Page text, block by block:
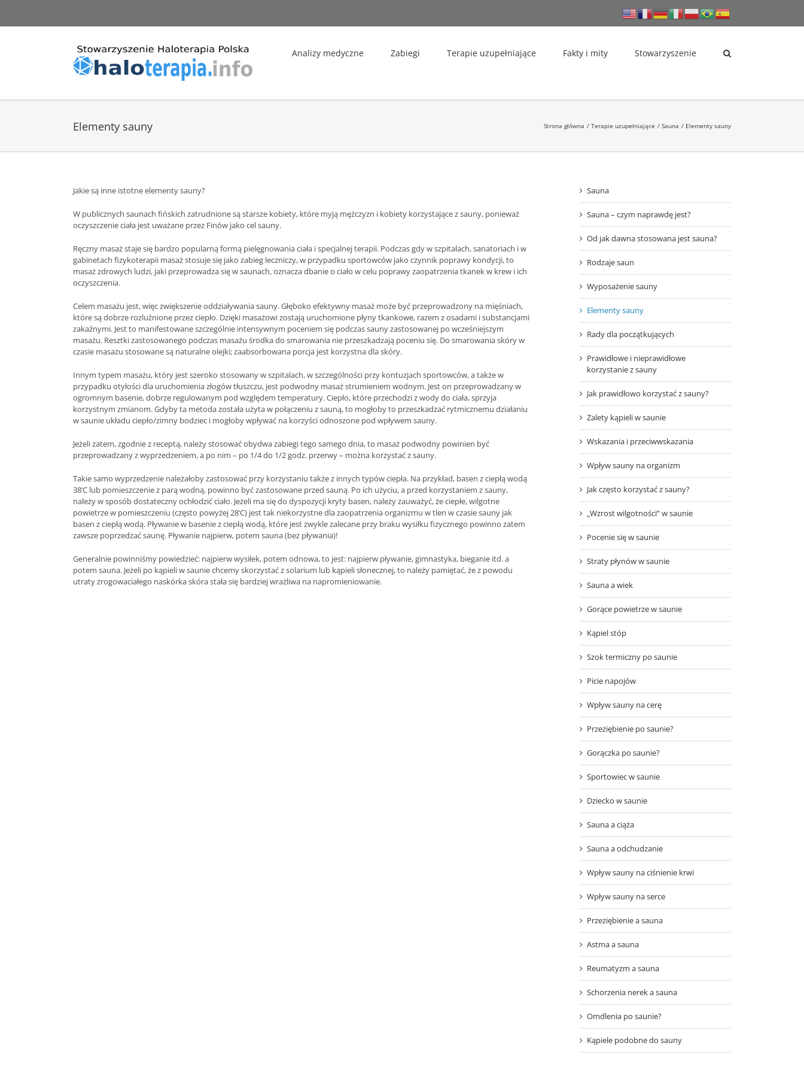
zawartości
Analizy medyczne Zabiegi Terapie uzupełniające Fakty i mity Stowarzyszenie
Elementy sauny Strona główna Terapie uzupełniające Sauna Elementy sauny
Jakie są inne istotne elementy sauny?
W publicznych saunach fińskich zatrudnione są starsze kobiety, które myją mężczyzn i kobiety korzystające z sauny, ponieważ
oczyszczenie ciała jest uważane przez Finów jako cel sauny.
Ręczny masaż staje się bardzo popularną formą pielęgnowania ciała i specjalnej terapii. Podczas gdy w szpitalach, sanatoriach i w
gabinetach fizykoterapii masaż stosuje się jako zabieg leczniczy, w przypadku sportowców jako czynnik poprawy kondycji, to
masaż zdrowych ludzi, jaki przeprowadza się w saunach, oznacza dbanie o ciało w celu poprawy zaopatrzenia tkanek w krew i ich
oczyszczenia.
Celem masażu jest, więc zwiększenie oddziaływania sauny. Głęboko efektywny masaż może być przeprowadzony na mięśniach,
które są dobrze rozluźnione przez ciepło. Dzięki masażowi zostają uruchomione płyny tkankowe, razem z osadami i substancjami
zakaźnymi. Jest to manifestowane szczególnie intensywnym poceniem się podczas sauny zastosowanej po wcześniejszym
masażu. Resztki zastosowanego podczas masażu środka do smarowania nie przeszkadzają poceniu się. Do smarowania skóry w
czasie masażu stosowane są naturalne olejki; zaabsorbowana porcja jest korzystna dla skóry.
Innym typem masażu, który jest szeroko stosowany w szpitalach, w szczególności przy kontuzjach sportowców, a także w
przypadku otyłości dla uruchomienia złogów tłuszczu, jest podwodny masaż strumieniem wodnym. Jest on przeprowadzany w
ogromnym basenie, dobrze regulowanym pod względem temperatury. Ciepło, które przechodzi z wody do ciała, sprzyja
korzystnym zmianom. Gdyby ta metoda została użyta w połączeniu z sauną, to mogłoby to przeszkadzać rytmicznemu działaniu
w saunie układu ciepło/zimny bodziec i mogłoby wpływać na korzyści odnoszone pod wpływem sauny.
Jeżeli zatem, zgodnie z receptą, należy stosować obydwa zabiegi tego samego dnia, to masaż podwodny powinien być
przeprowadzany z wyprzedzeniem, a po nim – po 1/4 do 1/2 godz. przerwy – można korzystać z sauny.
Takie samo wyprzedzenie należałoby zastosować przy korzystaniu także z innych typów ciepła. Na przykład, basen z ciepłą wodą
38’C lub pomieszczenie z parą wodną, powinno być zastosowane przed sauną. Po ich użyciu, a przed korzystaniem z sauny,
należy w sposób dostateczny ochłodzić ciało. Jeżeli ma się do dyspozycji kryty basen, należy zauważyć, że ciepłe, wilgotne
powietrze w pomieszczeniu (często powyżej 28’C) jest tak niekorzystne dla zaopatrzenia organizmu w tlen w czasie sauny jak
basen z ciepłą wodą. Pływanie w basenie z ciepłą wodą, które jest zwykle zalecane przy braku wysiłku fizycznego powinno zatem
zawsze poprzedzać saunę. Pływanie najpierw, potem sauna (bez pływania)!
Generalnie powinniśmy powiedzieć: najpierw wysiłek, potem odnowa, to jest: najpierw pływanie, gimnastyka, bieganie itd. a
potem sauna. Jeżeli po kąpieli w saunie chcemy skorzystać z solarium lub kąpieli słonecznej, to należy pamiętać, że z powodu
utraty zrogowaciałego naskórka skóra stała się bardziej wrażliwa na napromieniowanie.
Sauna
Sauna – czym naprawdę jest?
Od jak dawna stosowana jest sauna?
Rodzaje saun
Wyposażenie sauny
Elementy sauny
Rady dla początkujących
Prawidłowe i nieprawidłowe
korzystanie z sauny
Jak prawidłowo korzystać z sauny?
Zalety kąpieli w saunie
Wskazania i przeciwwskazania
Wpływ sauny na organizm
Jak często korzystać z sauny?
„Wzrost wilgotności” w saunie
Pocenie się w saunie
Straty płynów w saunie
Sauna a wiek
Gorące powietrze w saunie
Kąpiel stóp
Szok termiczny po saunie
Picie napojów
Wpływ sauny na cerę
Przeziębienie po saunie?
Gorączka po saunie?
Sportowiec w saunie
Dziecko w saunie
Sauna a ciąża
Sauna a odchudzanie
Wpływ sauny na ciśnienie krwi
Wpływ sauny na serce
Przeziębienie a sauna
Astma a sauna
Reumatyzm a sauna
Schorzenia nerek a sauna
Omdlenia po saunie?
Kąpiele podobne do sauny